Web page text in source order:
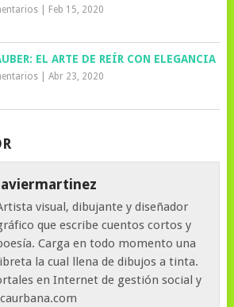
| Feb 15, 2020
EL ARTE DE REÍR CON ELEGANCIA
| Abr 23, 2020
visual, dibujante y diseñador
que escribe cuentos cortos y
Carga en todo momento una
la cual llena de dibujos a tinta.
en Internet de gestión social y